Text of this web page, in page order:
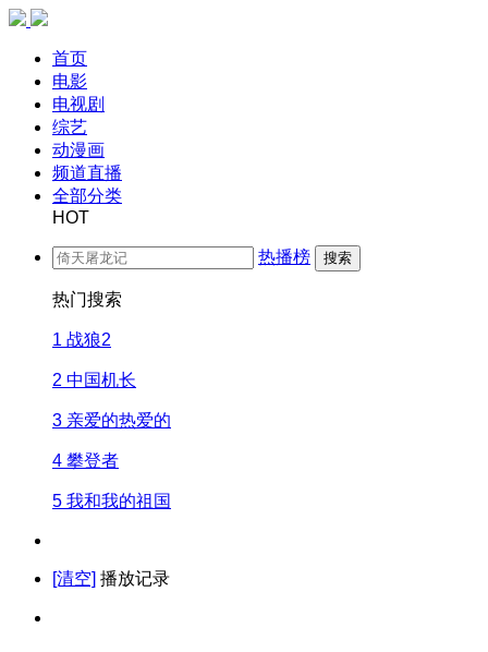
首页
电影
电视剧
综艺
动漫画
频道直播
全部分类
HOT
热播榜 搜索
热门搜索
1 战狼2
2 中国机长
3 亲爱的热爱的
4 攀登者
5 我和我的祖国
[清空] 播放记录